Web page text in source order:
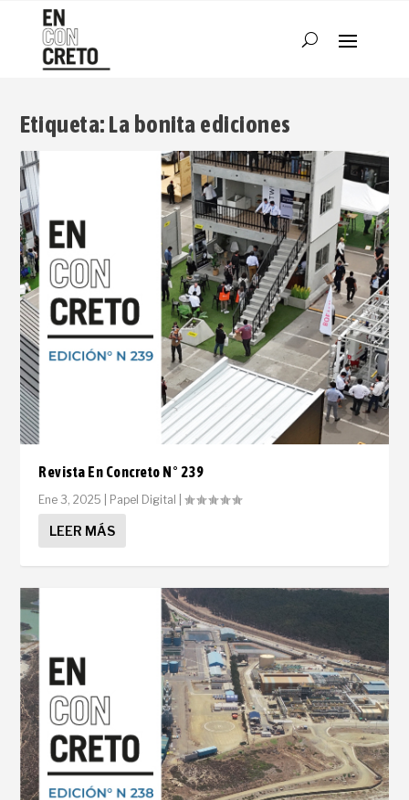
Etiqueta: La bonita ediciones
Revista En Concreto N° 239
Ene 3, 2025 Papel Digital |
LEER MÁS